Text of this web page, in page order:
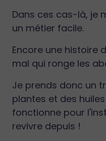
Dans ces cas-là, je
un métier facile.
Encore une histoire
mal qui ronge les
Je prends donc un
plantes et des
fonctionne pour
revivre depuis !